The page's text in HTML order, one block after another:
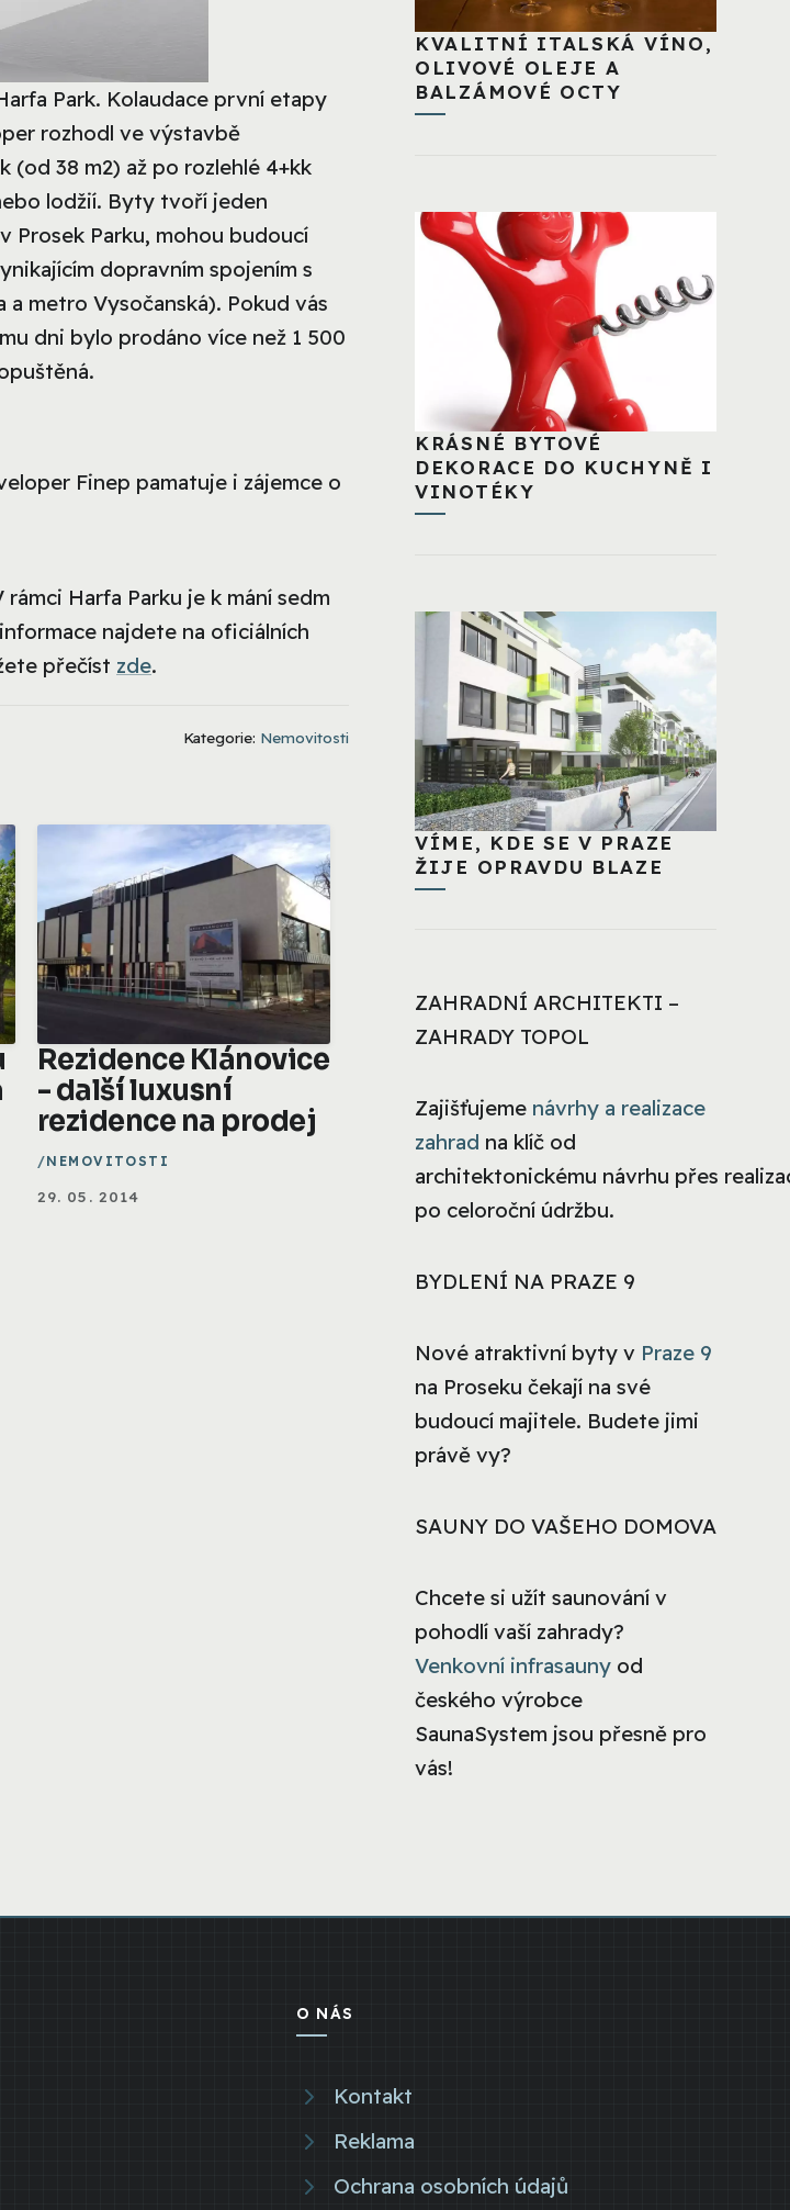
Park. Kolaudace první etapy
rozhodl ve výstavbě
(od 38 m2) až po rozlehlé 4+kk
lodžií. Byty tvoří jeden
Prosek Parku, mohou budoucí
dopravním spojením s
metro Vysočanská). Pokud vás
dni bylo prodáno více než 1 500
Finep pamatuje i zájemce o
rámci Harfa Parku je k mání sedm
najdete na oficiálních
přečíst zde.
Kategorie: Nemovitosti
Rezidence Klánovice
- další luxusní
rezidence na prodej
NEMOVITOSTI
29. 05. 2014
KVALITNÍ ITALSKÁ VÍNO,
OLIVOVÉ OLEJE A
BALZÁMOVÉ OCTY
KRÁSNÉ BYTOVÉ
DEKORACE DO KUCHYNĚ I
VINOTÉKY
VÍME, KDE SE V PRAZE
ŽIJE OPRAVDU BLAZE
ZAHRADNÍ ARCHITEKTI –
ZAHRADY TOPOL
Zajišťujeme návrhy a realizace
zahrad na klíč od
architektonickému návrhu přes
po celoroční údržbu.
BYDLENÍ NA PRAZE 9
Nové atraktivní byty v Praze 9
na Proseku čekají na své
budoucí majitele. Budete jimi
právě vy?
SAUNY DO VAŠEHO DOMOVA
Chcete si užít saunování v
pohodlí vaší zahrady?
Venkovní infrasauny od
českého výrobce
SaunaSystem jsou přesně pro
vás!
O NÁS
Kontakt
Reklama
Ochrana osobních údajů